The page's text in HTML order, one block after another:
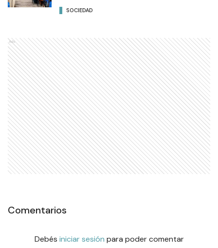
SOCIEDAD
Ads
Comentarios
Debés iniciar sesión para poder comentar